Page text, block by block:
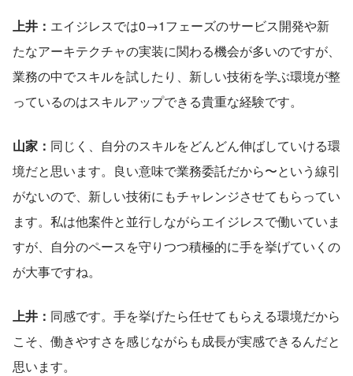
上井： エイジレスでは0→1フェーズのサービス開発や新
たなアーキテクチャの実装に関わる機会が多いのですが、
業務の中でスキルを試したり、新しい技術を学ぶ環境が整
っているのはスキルアップできる貴重な経験です。
山家： 同じく、自分のスキルをどんどん伸ばしていける環
境だと思います。良い意味で業務委託だから〜という線引
がないので、新しい技術にもチャレンジさせてもらってい
ます。私は他案件と並行しながらエイジレスで働いていま
すが、自分のペースを守りつつ積極的に手を挙げていくの
が大事ですね。
上井： 同感です。手を挙げたら任せてもらえる環境だから
こそ、働きやすさを感じながらも成長が実感できるんだと
思います。